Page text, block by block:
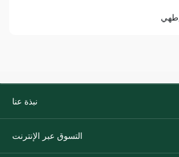
طهي
نبذة عنا
التسوق عبر الإنترنت